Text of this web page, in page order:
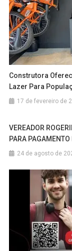
Construtora
Lazer Para
17 de fevereiro de
VEREADOR
PARA PAGAMENTO
24 de agosto de